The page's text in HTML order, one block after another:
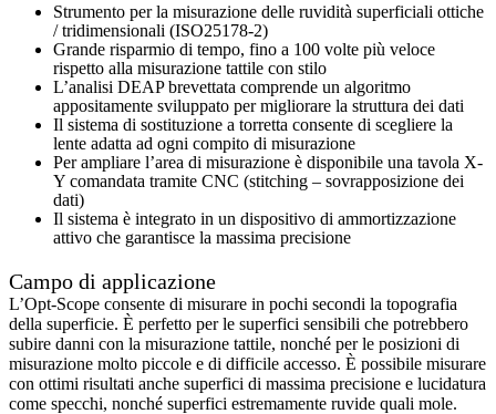
Strumento per la misurazione delle ruvidità superficiali ottiche
/ tridimensionali (ISO25178-2)
Grande risparmio di tempo, fino a 100 volte più veloce
rispetto alla misurazione tattile con stilo
L’analisi DEAP brevettata comprende un algoritmo
appositamente sviluppato per migliorare la struttura dei dati
Il sistema di sostituzione a torretta consente di scegliere la
lente adatta ad ogni compito di misurazione
Per ampliare l’area di misurazione è disponibile una tavola X-
Y comandata tramite CNC (stitching – sovrapposizione dei
dati)
Il sistema è integrato in un dispositivo di ammortizzazione
attivo che garantisce la massima precisione
Campo di applicazione
L’Opt-Scope consente di misurare in pochi secondi la topografia
della superficie. È perfetto per le superfici sensibili che potrebbero
subire danni con la misurazione tattile, nonché per le posizioni di
misurazione molto piccole e di difficile accesso. È possibile misurare
con ottimi risultati anche superfici di massima precisione e lucidatura
come specchi, nonché superfici estremamente ruvide quali mole.